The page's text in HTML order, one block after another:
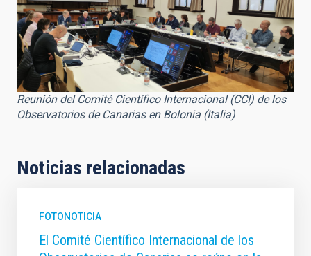
Reunión del Comité Científico Internacional (CCI) de los
Observatorios de Canarias en Bolonia (Italia)
Noticias relacionadas
FOTONOTICIA
El Comité Científico Internacional de los